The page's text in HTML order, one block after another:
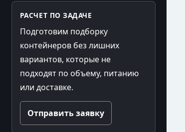
РАСЧЕТ ПО ЗАДАЧЕ
Подготовим подборку
контейнеров без лишних
вариантов, которые не
подходят по объему, питанию
или доставке.
Отправить заявку